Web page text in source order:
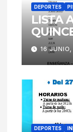
DEPORTES
LISTA
16
DEPORTES